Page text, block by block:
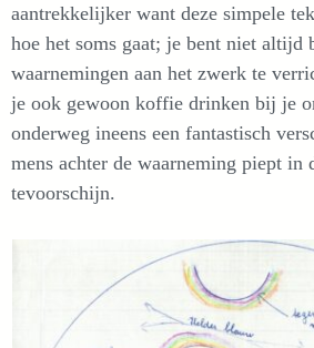
aantrekkelijker want deze simpele
hoe het soms gaat; je bent niet altijd
waarnemingen aan het zwerk te
je ook gewoon koffie drinken bij je
onderweg ineens een fantastisch
mens achter de waarneming piept in
tevoorschijn.